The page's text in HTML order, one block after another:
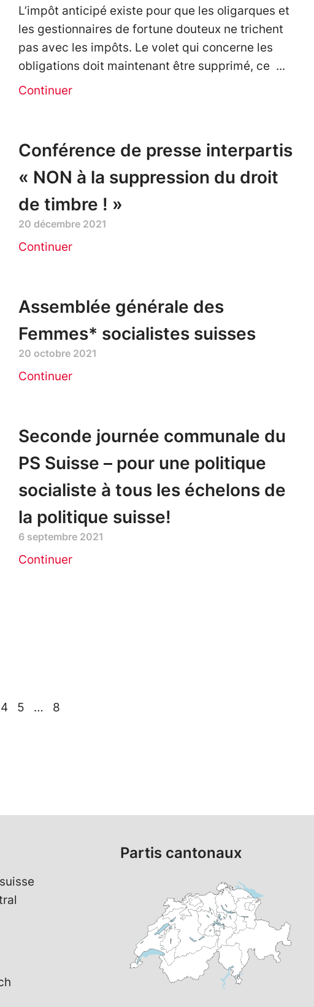
L’impôt anticipé existe pour que les oligarques et
les gestionnaires de fortune douteux ne trichent
pas avec les impôts. Le volet qui concerne les
obligations doit maintenant être supprimé, ce
Continuer
Conférence de presse interpartis
« NON à la suppression du droit
de timbre ! »
20 décembre 2021
Continuer
Assemblée générale des
Femmes* socialistes suisses
20 octobre 2021
Continuer
Seconde journée communale du
PS Suisse – pour une politique
socialiste à tous les échelons de
la politique suisse!
6 septembre 2021
Continuer
4 5 … 8
Partis cantonaux